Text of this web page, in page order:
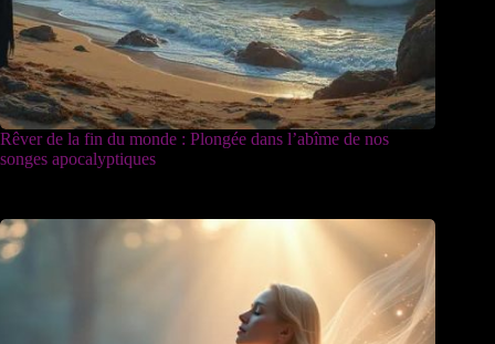
Rêver de la fin du monde : Plongée dans l’abîme de nos
songes apocalyptiques